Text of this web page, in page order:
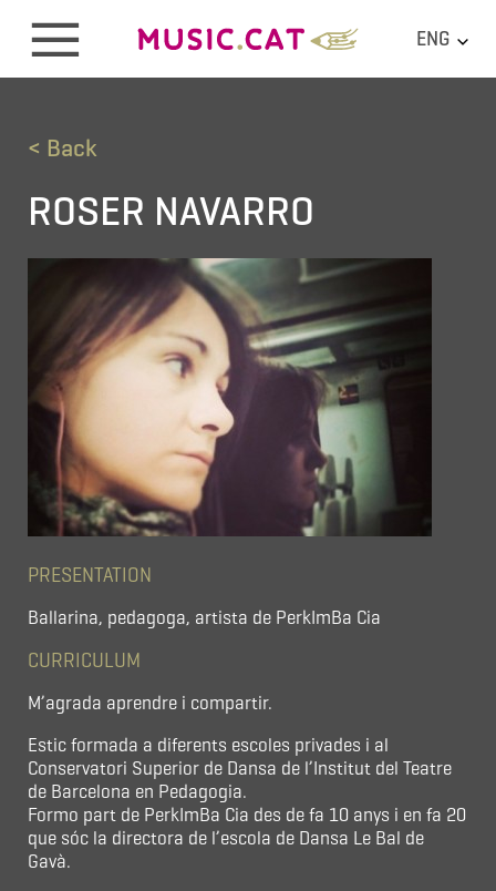
ENG
< Back
ROSER NAVARRO
PRESENTATION
Ballarina, pedagoga, artista de PerkImBa Cia
CURRICULUM
M’agrada aprendre i compartir.
Estic formada a diferents escoles privades i al
Conservatori Superior de Dansa de l’Institut del Teatre
de Barcelona en Pedagogia.
Formo part de PerkImBa Cia des de fa 10 anys i en fa 20
que sóc la directora de l’escola de Dansa Le Bal de
Gavà.